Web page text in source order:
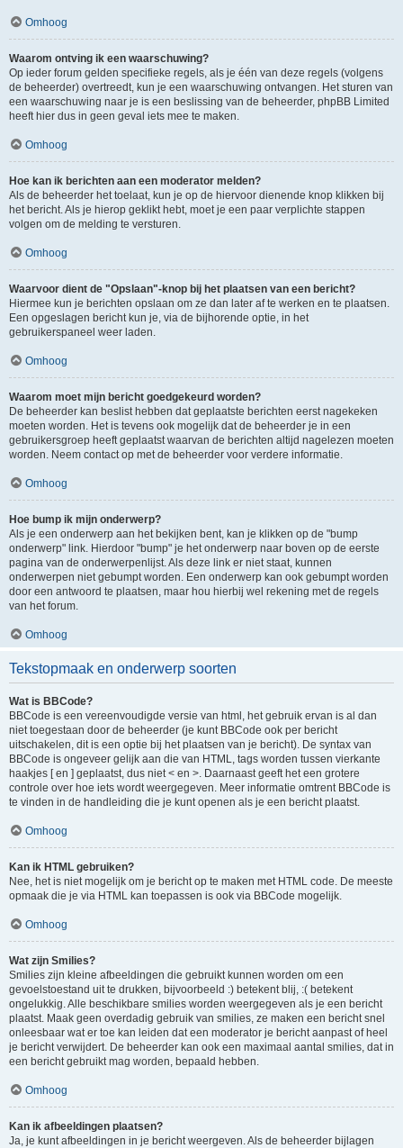
Omhoog
Waarom ontving ik een waarschuwing?
Op ieder forum gelden specifieke regels, als je één van deze regels (volgens
de beheerder) overtreedt, kun je een waarschuwing ontvangen. Het sturen van
een waarschuwing naar je is een beslissing van de beheerder, phpBB Limited
heeft hier dus in geen geval iets mee te maken.
Omhoog
Hoe kan ik berichten aan een moderator melden?
Als de beheerder het toelaat, kun je op de hiervoor dienende knop klikken bij
het bericht. Als je hierop geklikt hebt, moet je een paar verplichte stappen
volgen om de melding te versturen.
Omhoog
Waarvoor dient de "Opslaan"-knop bij het plaatsen van een bericht?
Hiermee kun je berichten opslaan om ze dan later af te werken en te plaatsen.
Een opgeslagen bericht kun je, via de bijhorende optie, in het
gebruikerspaneel weer laden.
Omhoog
Waarom moet mijn bericht goedgekeurd worden?
De beheerder kan beslist hebben dat geplaatste berichten eerst nagekeken
moeten worden. Het is tevens ook mogelijk dat de beheerder je in een
gebruikersgroep heeft geplaatst waarvan de berichten altijd nagelezen moeten
worden. Neem contact op met de beheerder voor verdere informatie.
Omhoog
Hoe bump ik mijn onderwerp?
Als je een onderwerp aan het bekijken bent, kan je klikken op de "bump
onderwerp" link. Hierdoor "bump" je het onderwerp naar boven op de eerste
pagina van de onderwerpenlijst. Als deze link er niet staat, kunnen
onderwerpen niet gebumpt worden. Een onderwerp kan ook gebumpt worden
door een antwoord te plaatsen, maar hou hierbij wel rekening met de regels
van het forum.
Omhoog
Tekstopmaak en onderwerp soorten
Wat is BBCode?
BBCode is een vereenvoudigde versie van html, het gebruik ervan is al dan
niet toegestaan door de beheerder (je kunt BBCode ook per bericht
uitschakelen, dit is een optie bij het plaatsen van je bericht). De syntax van
BBCode is ongeveer gelijk aan die van HTML, tags worden tussen vierkante
haakjes [ en ] geplaatst, dus niet < en >. Daarnaast geeft het een grotere
controle over hoe iets wordt weergegeven. Meer informatie omtrent BBCode is
te vinden in de handleiding die je kunt openen als je een bericht plaatst.
Omhoog
Kan ik HTML gebruiken?
Nee, het is niet mogelijk om je bericht op te maken met HTML code. De meeste
opmaak die je via HTML kan toepassen is ook via BBCode mogelijk.
Omhoog
Wat zijn Smilies?
Smilies zijn kleine afbeeldingen die gebruikt kunnen worden om een
gevoelstoestand uit te drukken, bijvoorbeeld :) betekent blij, :( betekent
ongelukkig. Alle beschikbare smilies worden weergegeven als je een bericht
plaatst. Maak geen overdadig gebruik van smilies, ze maken een bericht snel
onleesbaar wat er toe kan leiden dat een moderator je bericht aanpast of heel
je bericht verwijdert. De beheerder kan ook een maximaal aantal smilies, dat in
een bericht gebruikt mag worden, bepaald hebben.
Omhoog
Kan ik afbeeldingen plaatsen?
Ja, je kunt afbeeldingen in je bericht weergeven. Als de beheerder bijlagen